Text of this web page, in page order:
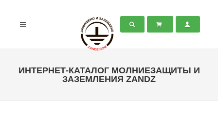
ИНТЕРНЕТ-КАТАЛОГ МОЛНИЕЗАЩИТЫ И
ЗАЗЕМЛЕНИЯ ZANDZ